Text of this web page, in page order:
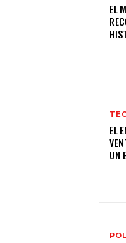
EL
EL
UN